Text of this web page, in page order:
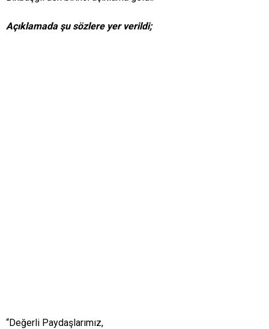
Açıklamada şu sözlere yer verildi;
“Değerli Paydaşlarımız,